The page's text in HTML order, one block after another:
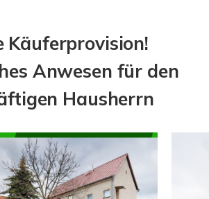
Käuferprovision!
Anwesen für den
Hausherrn